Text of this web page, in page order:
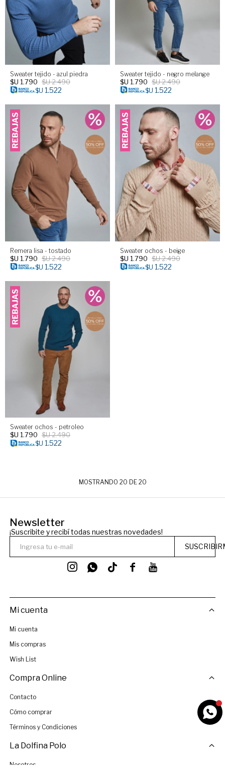
Sweater tejido - azul piedra
$U 1.790 $U2.490
$U 1.522
Sweater tejido - negro melange
$U 1.790 $U2.490
$U 1.522
Remera lisa - tostado
$U 1.790 $U2.490
$U 1.522
Sweater ochos - beige
$U 1.790 $U2.490
$U 1.522
Sweater ochos - petroleo
$U 1.790 $U2.490
$U 1.522
MOSTRANDO 20 DE 20
Newsletter
¡Suscribite y recibí todas nuestras novedades!
 
 
Mi cuenta
Mi cuenta
Mis compras
Wish List
Compra Online
Contacto
Cómo comprar
Términos y Condiciones
La Dolfina Polo
Nosotros